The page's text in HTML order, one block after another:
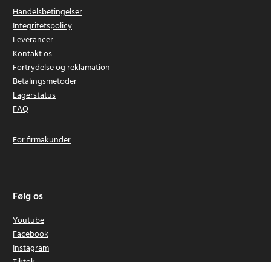
Handelsbetingelser
Integritetspolicy
Leverancer
Kontakt os
Fortrydelse og reklamation
Betalingsmetoder
Lagerstatus
FAQ
For firmakunder
Følg os
Youtube
Facebook
Instagram